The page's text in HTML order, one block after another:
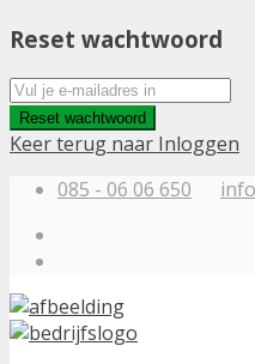
Reset wachtwoord
Reset wachtwoord
Keer terug naar Inloggen
085 - 06 06 650